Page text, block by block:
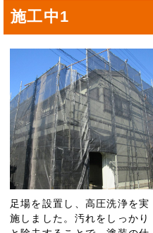
施工中1
足場を設置し、高圧洗浄を実
施しました。汚れをしっかり